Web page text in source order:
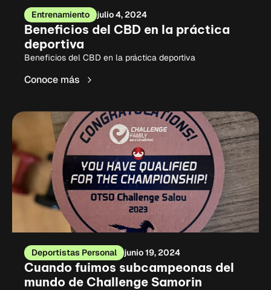
Entrenamiento julio 4, 2024
Beneficios del CBD en la práctica
deportiva
Beneficios del CBD en la práctica deportiva
Conoce más
Deportistas Personal junio 19, 2024
Cuando fuimos subcampeonas del
mundo de Challenge Samorin